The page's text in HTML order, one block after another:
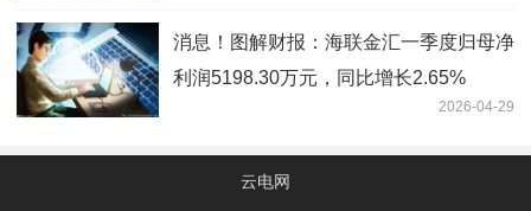
消息！图解财报：海联金汇一季度归母净
利润5198.30万元，同比增长2.65%
2026-04-29
云电网